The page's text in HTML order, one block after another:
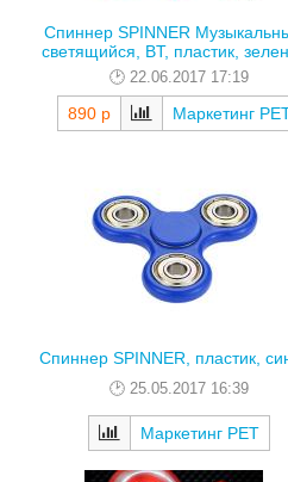
Спиннер SPINNER
светящийся, BT, пластик,
22.06.2017 17:19
890 р Маркетинг
Спиннер SPINNER, пластик,
25.05.2017 16:39
Маркетинг РЕТ